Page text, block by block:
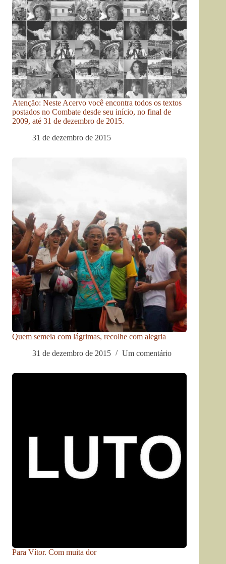
Atenção: Neste Acervo você encontra todos os textos
postados no Combate desde seu início, no final de
2009, até 31 de dezembro de 2015.
31 de dezembro de 2015
Quem semeia com lágrimas, recolhe com alegria
31 de dezembro de 2015
Um comentário
Para Vítor. Com muita dor